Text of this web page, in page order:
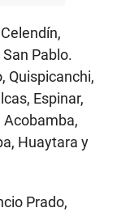
Pablo.
Quispicanchi,
Espinar,
Acobamba,
Huaytara y
Prado,